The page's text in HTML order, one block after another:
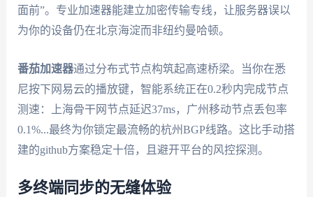
面前”。专业加速器能建立加密传输专线，让服务器误以
为你的设备仍在北京海淀而非纽约曼哈顿。
番茄加速器通过分布式节点构筑起高速桥梁。当你在悉
尼按下网易云的播放键，智能系统正在0.2秒内完成节点
测速：上海骨干网节点延迟37ms，广州移动节点丢包率
0.1%...最终为你锁定最流畅的杭州BGP线路。这比手动搭
建的github方案稳定十倍，且避开平台的风控探测。
多终端同步的无缝体验